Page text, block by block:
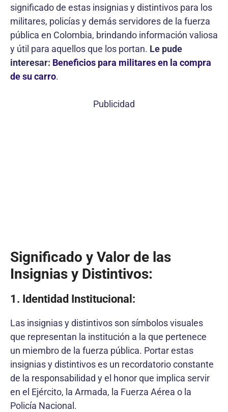
significado de estas insignias y distintivos para los
militares, policías y demás servidores de la fuerza
pública en Colombia, brindando información valiosa
y útil para aquellos que los portan. Le pude
interesar: Beneficios para militares en la compra
de su carro.
Publicidad
Significado y Valor de las
Insignias y Distintivos:
1. Identidad Institucional:
Las insignias y distintivos son símbolos visuales
que representan la institución a la que pertenece
un miembro de la fuerza pública. Portar estas
insignias y distintivos es un recordatorio constante
de la responsabilidad y el honor que implica servir
en el Ejército, la Armada, la Fuerza Aérea o la
Policía Nacional.